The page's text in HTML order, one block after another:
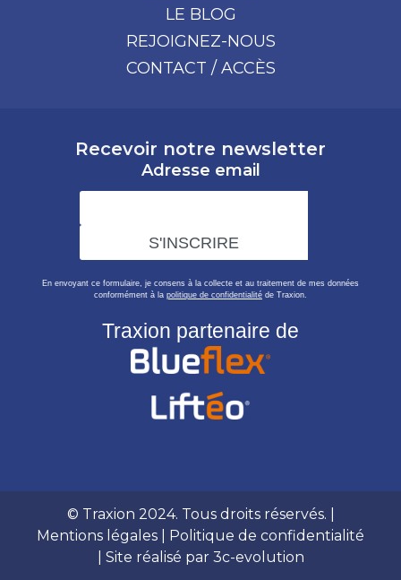
LE BLOG
REJOIGNEZ-NOUS
CONTACT / ACCÈS
Recevoir notre newsletter
Adresse email
En envoyant ce formulaire, je consens à la collecte et au traitement de mes données
conformément à la politique de confidentialité de Traxion.
Traxion partenaire de
© Traxion 2024. Tous droits réservés. |
Mentions légales
Politique de confidentialité
| Site réalisé par 3c-evolution